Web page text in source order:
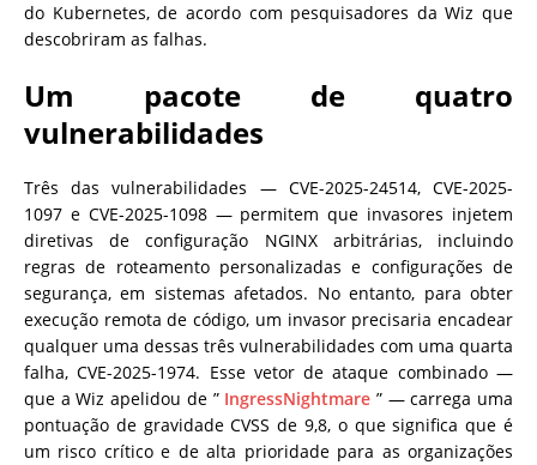
do Kubernetes, de acordo com pesquisadores da Wiz que
descobriram as falhas.
Um pacote de quatro
vulnerabilidades
Três das vulnerabilidades — CVE-2025-24514, CVE-2025-
1097 e CVE-2025-1098 — permitem que invasores injetem
diretivas de configuração NGINX arbitrárias, incluindo
regras de roteamento personalizadas e configurações de
segurança, em sistemas afetados. No entanto, para obter
execução remota de código, um invasor precisaria encadear
qualquer uma dessas três vulnerabilidades com uma quarta
falha, CVE-2025-1974. Esse vetor de ataque combinado —
que a Wiz apelidou de ” IngressNightmare ” — carrega uma
pontuação de gravidade CVSS de 9,8, o que significa que é
um risco crítico e de alta prioridade para as organizações